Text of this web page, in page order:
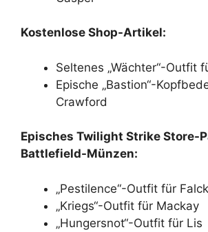
Kostenlose Shop-Artikel:
Seltenes „Wächter“-Outfit
Epische „Bastion“-
Crawford
Episches Twilight Strike Store-
Battlefield-Münzen:
„Pestilence“-Outfit für Falck
„Kriegs“-Outfit für Mackay
„Hungersnot“-Outfit für Lis